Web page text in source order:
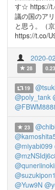
す☆ https://
議の国のア
と思う。（
https://t.co/
2020-
28
19
@poly_tank
23
@miyabi099
@Yuw9N